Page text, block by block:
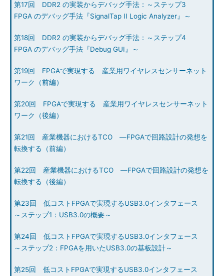
第17回 DDR2 の実装からデバッグ手法：～ステップ3
FPGA のデバッグ手法『SignalTap II Logic Analyzer』～
第18回 DDR2 の実装からデバッグ手法：～ステップ4
FPGA のデバッグ手法『Debug GUI』～
第19回 FPGAで実現する 産業用ワイヤレスセンサーネット
ワーク（前編）
第20回 FPGAで実現する 産業用ワイヤレスセンサーネット
ワーク（後編）
第21回 産業機器におけるTCO ―FPGAで回路設計の発想を
転換する（前編）
第22回 産業機器におけるTCO ―FPGAで回路設計の発想を
転換する（後編）
第23回 低コストFPGAで実現するUSB3.0インタフェース
～ステップ1：USB3.0の概要～
第24回 低コストFPGAで実現するUSB3.0インタフェース
～ステップ2：FPGAを用いたUSB3.0の基板設計～
第25回 低コストFPGAで実現するUSB3.0インタフェース